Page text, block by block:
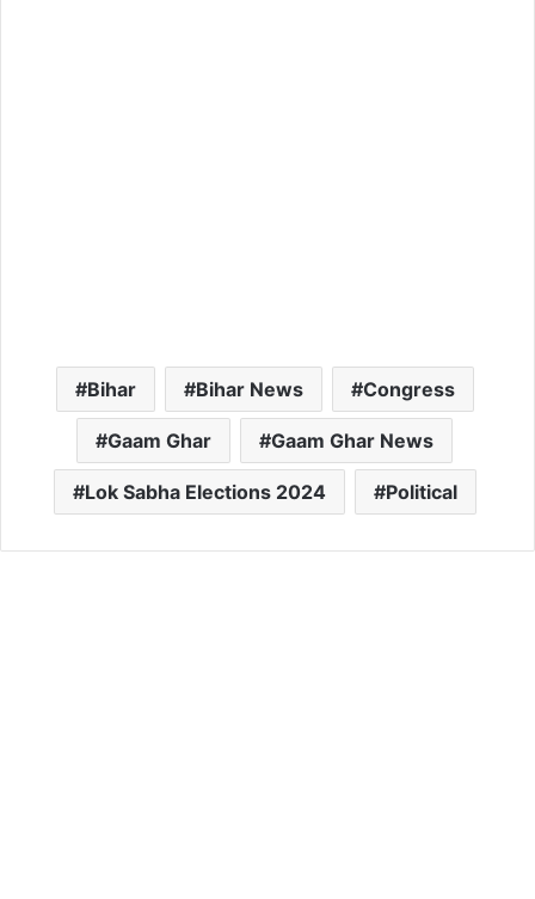
Bihar Bihar News Congress
Gaam Ghar Gaam Ghar News
Lok Sabha Elections 2024 Political